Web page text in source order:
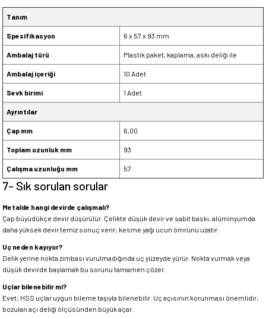
Tanım
Spesifikasyon 6 x 57 x 93 mm
Ambalaj türü Plastik paket, kaplama, askı deliği ile
Ambalaj içeriği 10 Adet
Sevk birimi 1 Adet
Ayrıntılar
Çap mm 6,00
Toplam uzunluk mm 93
Çalışma uzunluğu mm 57
7- Sık sorulan sorular
Metalde hangi devirde çalışmalı?
Çap büyüdükçe devir düşürülür. Çelikte düşük devir ve sabit baskı, alüminyumda
daha yüksek devir temiz sonuç verir; kesme yağı ucun ömrünü uzatır.
Uç neden kayıyor?
Delik yerine nokta zımbası vurulmadığında uç yüzeyde yürür. Nokta vurmak veya
düşük devirde başlamak bu sorunu tamamen çözer.
Uçlar bilenebilir mi?
Evet; HSS uçlar uygun bileme taşıyla bilenebilir. Uç açısının korunması önemlidir,
bozulan açı deliği ölçüsünden büyük açar.